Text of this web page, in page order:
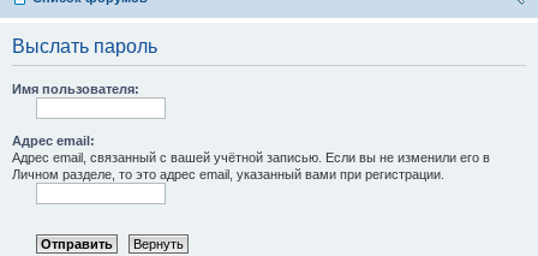
Выслать пароль
Имя пользователя:
Адрес email:
Адрес email, связанный с вашей учётной записью. Если вы не изменили его в
Личном разделе, то это адрес email, указанный вами при регистрации.